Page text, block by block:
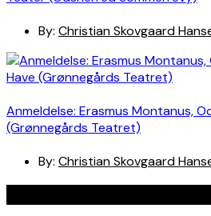
By: Christian Skovgaard
Anmeldelse: Erasmus Montanus,
(Grønnegårds Teatret)
By: Christian Skovgaard